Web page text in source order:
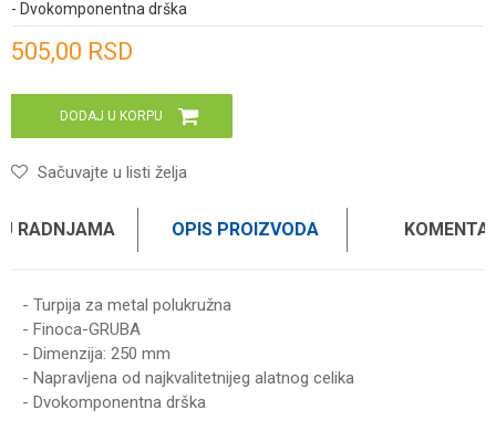
- Dvokomponentna drška
505,00 RSD
DODAJ U KORPU
Sačuvajte u listi želja
RADNJAMA OPIS PROIZVODA
- Turpija za metal polukružna
- Finoca-GRUBA
- Dimenzija: 250 mm
- Napravljena od najkvalitetnijeg alatnog celika
- Dvokomponentna drška